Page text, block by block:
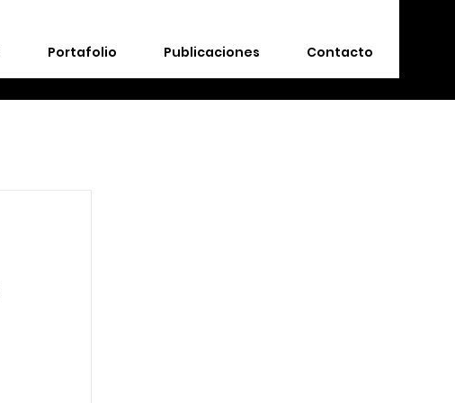
Portafolio Publicaciones Contacto